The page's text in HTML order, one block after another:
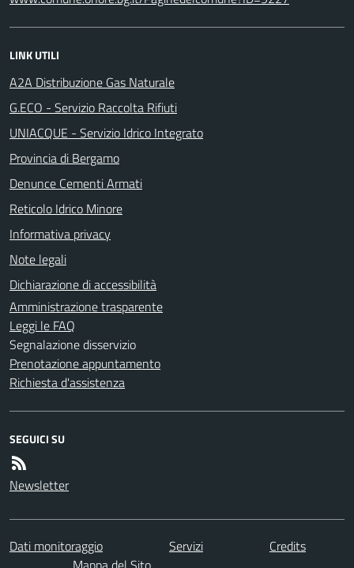
LINK UTILI
A2A Distribuzione Gas Naturale
G.ECO - Servizio Raccolta Rifiuti
UNIACQUE - Servizio Idrico Integrato
Provincia di Bergamo
Denunce Cementi Armati
Reticolo Idrico Minore
Informativa privacy
Note legali
Dichiarazione di accessibilità
Amministrazione trasparente
Leggi le FAQ
Segnalazione disservizio
Prenotazione appuntamento
Richiesta d'assistenza
SEGUICI SU
Newsletter
Dati monitoraggio Servizi
Credits